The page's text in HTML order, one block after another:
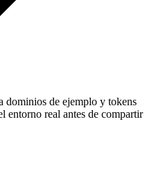
dominios de ejemplo y tokens
entorno real antes de compartir